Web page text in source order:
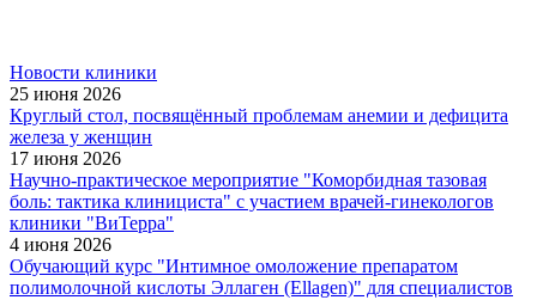
Новости клиники
25 июня 2026
Круглый стол, посвящённый проблемам анемии и дефицита
железа у женщин
17 июня 2026
Научно-практическое мероприятие "Коморбидная тазовая
боль: тактика клинициста" с участием врачей-гинекологов
клиники "ВиТерра"
4 июня 2026
Обучающий курс "Интимное омоложение препаратом
полимолочной кислоты Эллаген (Ellagen)" для специалистов